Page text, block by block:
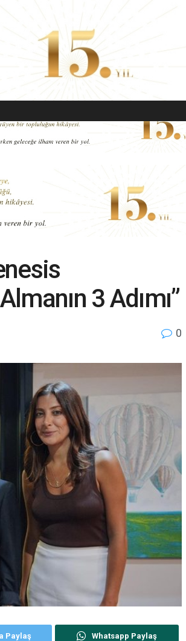
GÜZELLIK YAŞAM SANAT
3 Adımı”
0
Paylaş Whatsapp Paylaş